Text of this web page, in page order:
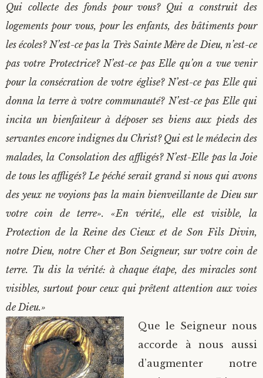
Qui collecte des fonds pour vous? Qui a construit des
logements pour vous, pour les enfants, des bâtiments pour
les écoles? N’est-ce pas la Très Sainte Mère de Dieu, n’est-ce
pas votre Protectrice? N’est-ce pas Elle qu’on a vue venir
pour la consécration de votre église? N’est-ce pas Elle qui
donna la terre à votre communauté? N’est-ce pas Elle qui
incita un bienfaiteur à déposer ses biens aux pieds des
servantes encore indignes du Christ? Qui est le médecin des
malades, la Consolation des affligés? N’est-Elle pas la Joie
de tous les affligés? Le péché serait grand si nous qui avons
des yeux ne voyions pas la main bienveillante de Dieu sur
votre coin de terre». «En vérité,, elle est visible, la
Protection de la Reine des Cieux et de Son Fils Divin,
notre Dieu, notre Cher et Bon Seigneur, sur votre coin de
terre. Tu dis la vérité: à chaque étape, des miracles sont
visibles, surtout pour ceux qui prêtent attention aux voies
de Dieu.»
Que le Seigneur nous
accorde à nous aussi
d’augmenter notre